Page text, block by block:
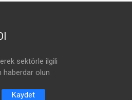
sektörle ilgili
haberdar olun
Kaydet